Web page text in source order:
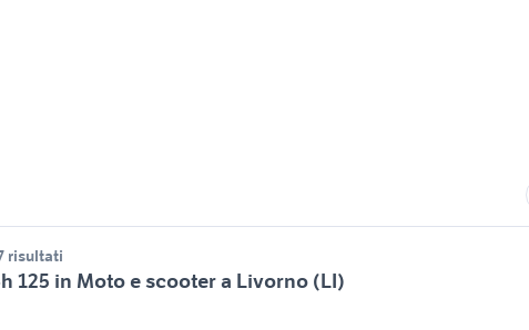
risultati
125 in Moto e scooter a Livorno (LI)